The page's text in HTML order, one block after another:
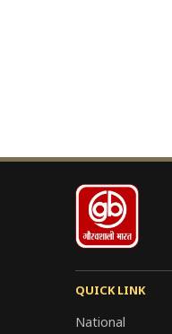
QUICK LINK
National